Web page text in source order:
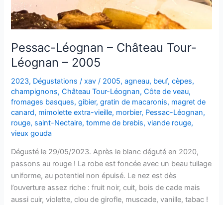
Pessac-Léognan – Château Tour-
Léognan – 2005
2023, Dégustations /xav/ 2005,agneau, beuf,cèpes,
champignons,Château Tour-Léognan,Côte de veau,
fromages basques,gibier,gratin de macaronis, magret de
canard, mimolette extra-vieille, morbier, Pessac-Léognan,
rouge, saint-Nectaire,tomme de brebis,viande rouge,
vieux gouda
Dégusté le 29/05/2023. Après le blanc déguté en 2020,
passons au rouge ! La robe est foncée avec un beau tuilage
uniforme, au potentiel non épuisé. Le nez est dès
l’ouverture assez riche : fruit noir, cuit, bois de cade mais
aussi cuir, violette, clou de girofle, muscade, vanille, tabac !